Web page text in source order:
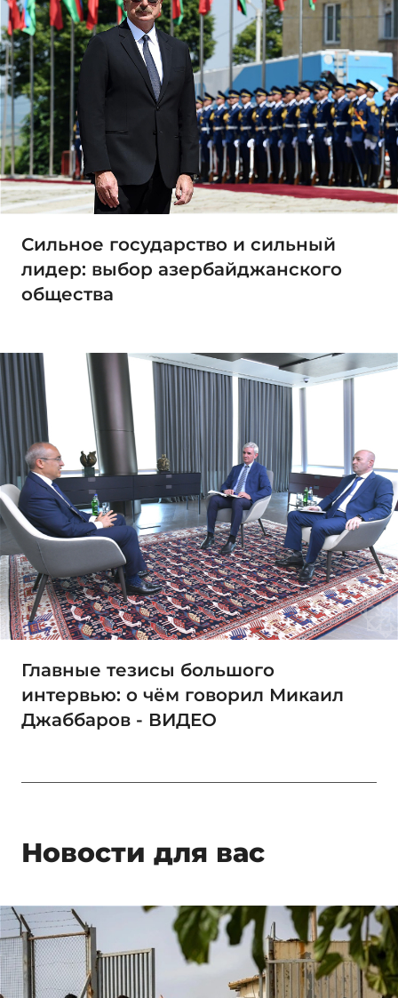
Сильное государство и сильный
лидер: выбор азербайджанского
общества
Главные тезисы большого
интервью: о чём говорил Микаил
Джаббаров - ВИДЕО
Новости для вас